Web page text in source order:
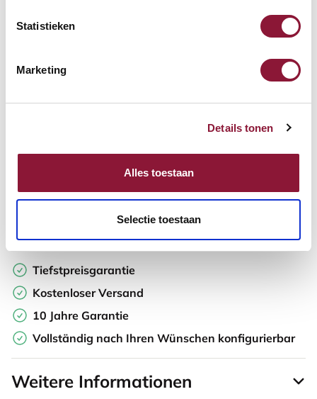
Statistieken
Marketing
Details tonen
Alles toestaan
Selectie toestaan
Auf der Suche nach Stückzahlen? Machen Sie Ihren Arbeitsplatz
komplett und fordern Sie direkt ein individuelles Angebot an.
Zur Vergleichsliste hinzufügen
Tiefstpreisgarantie
Kostenloser Versand
10 Jahre Garantie
Vollständig nach Ihren Wünschen konfigurierbar
Weitere Informationen